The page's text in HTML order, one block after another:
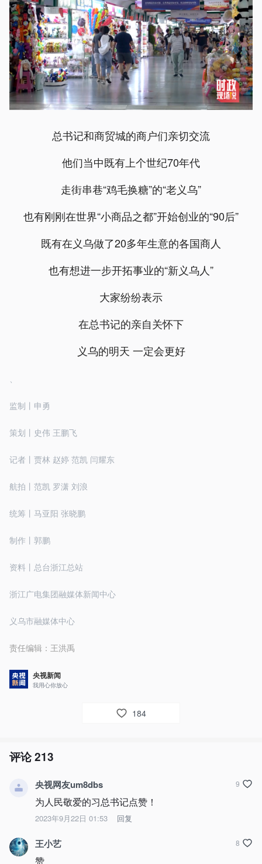
总书记和商贸城的商户们亲切交流
他们当中既有上个世纪70年代
走街串巷“鸡毛换糖”的“老义乌”
也有刚刚在世界“小商品之都”开始创业的“90后”
既有在义乌做了20多年生意的各国商人
也有想进一步开拓事业的“新义乌人”
大家纷纷表示
在总书记的亲自关怀下
义乌的明天 一定会更好
、
监制丨申勇
策划丨史伟 王鹏飞
记者丨贾林 赵婷 范凯 闫耀东
航拍丨范凯 罗潇 刘浪
统筹丨马亚阳 张晓鹏
制作丨郭鹏
资料丨总台浙江总站
浙江广电集团融媒体新闻中心
义乌市融媒体中心
责任编辑： 王洪禹
央视新闻
我用心你放心
184
评论213
央视网友um8dbs
为人民敬爱的习总书记点赞！
2023年9月22日 01:53 回复
9
王小艺
赞
8